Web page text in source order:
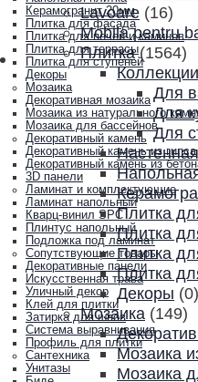
Керамогранит 20мм
Плитка для фасада
Плитка для печей и каминов
Плитка для террасы
Плитка для ступеней
Декоры
Мозаика
Декоративная мозаика
Мозаика из натурального
Мозаика для бассейнов
Декоративный камень
Декоративный камень из гипса
Декоративный камень из
3D панели
Ламинат и комплектующие
Ламинат напольный
Кварц-винил SPC
Плинтус напольный
Подложка под ламинат
Сопутствующие товары
Декоративные панели
Искусственная трава
Уличный декор
Клей для плитки
Затирка для швов
Система выравнивания
Профиль для плитки
Сантехника
Унитазы
Lavoare (16)
Mobila pentru
Плитка (1564)
Для
Для
Для
Плитка
Плитка
Плитка
Плитка
Декоры (0)
Мозаика (149)
Мозаика
Мозаика